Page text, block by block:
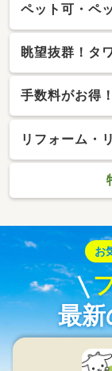
ペット可・ペ
眺望抜群！タ
手数料がお得
リフォーム・
お
最新